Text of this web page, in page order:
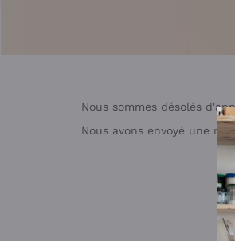
Nous sommes désolés
Nous avons envoyé une